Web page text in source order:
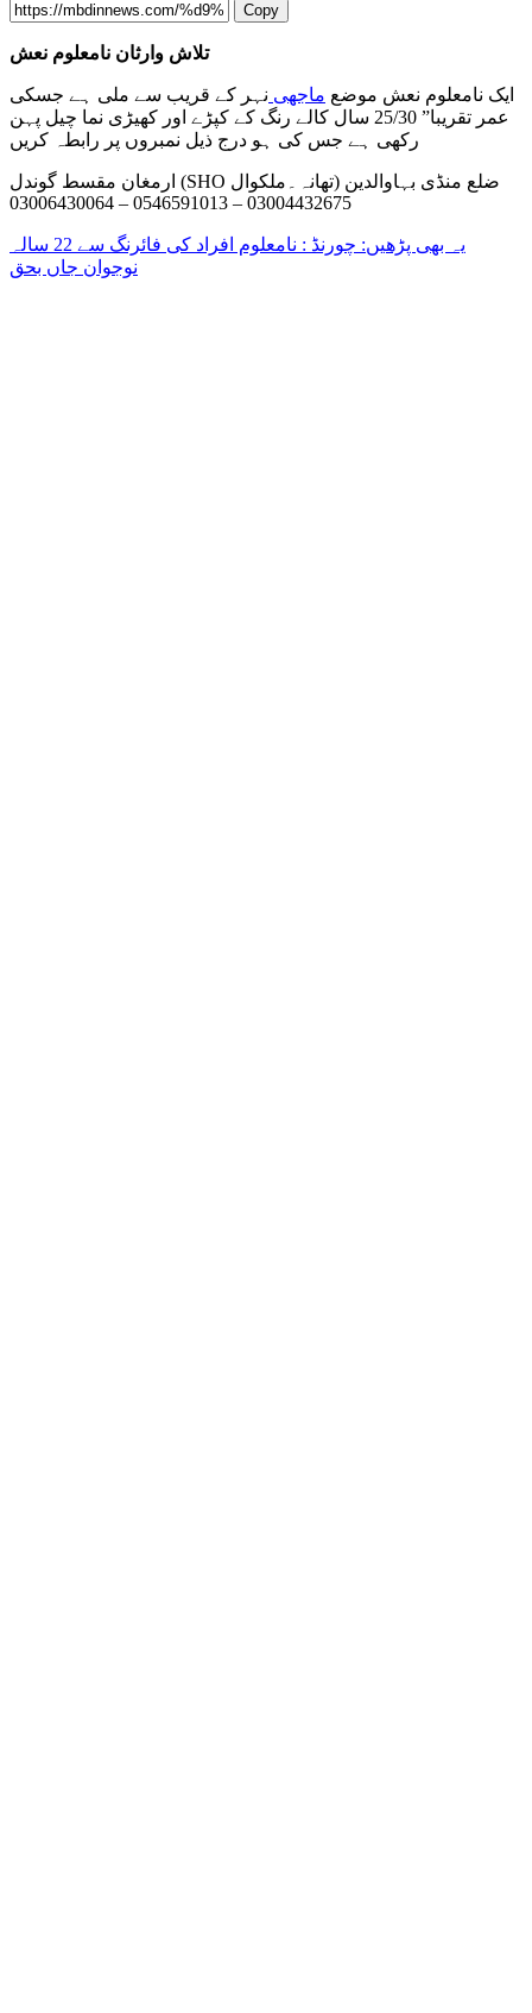
Copy
تلاش وارثان نامعلوم نعش
ایک نامعلوم نعش موضع ماجھی نہر کے قریب سے ملی ہے جسکی
عمر تقریبا” 25/30 سال کالے رنگ کے کپڑے اور کھیڑی نما چیل پہن
رکھی ہے جس کی ہو درج ذیل نمبروں پر رابطہ کریں
ارمغان مقسط گوندل (SHO تھانہ۔ملکوال) ضلع منڈی بہاوالدین
03004432675 – 0546591013 – 03006430064
یہ بھی پڑھیں: چورنڈ : نامعلوم افراد کی فائرنگ سے 22 سالہ
نوجوان جاں بحق